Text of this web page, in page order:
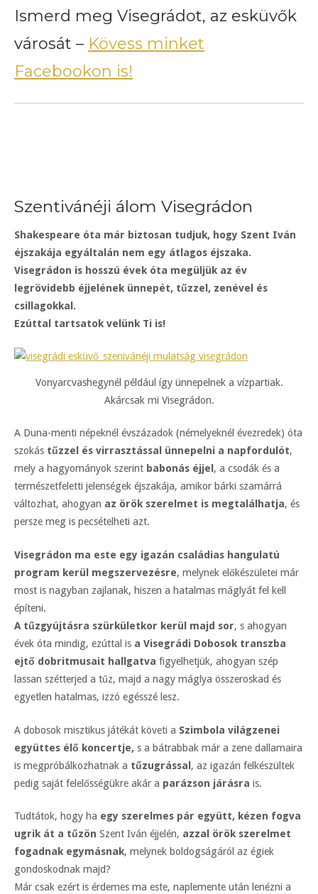
Ismerd meg Visegrádot, az esküvők
városát – Kövess minket
Facebookon is!
Szentivánéji álom Visegrádon
Shakespeare óta már biztosan tudjuk, hogy Szent Iván
éjszakája egyáltalán nem egy átlagos éjszaka.
Visegrádon is hosszú évek óta megüljük az év
legrövidebb éjjelének ünnepét, tűzzel, zenével és
csillagokkal.
Ezúttal tartsatok velünk Ti is!
Vonyarcvashegynél például így ünnepelnek a vízpartiak.
Akárcsak mi Visegrádon.
A Duna-menti népeknél évszázadok (némelyeknél évezredek) óta
szokás tűzzel és virrasztással ünnepelni a napfordulót,
mely a hagyományok szerint babonás éjjel , a csodák és a
természetfeletti jelenségek éjszakája, amikor bárki szamárrá
változhat, ahogyan az örök szerelmet is megtalálhatja, és
persze meg is pecsételheti azt.
Visegrádon ma este egy igazán családias hangulatú
program kerül megszervezésre, melynek előkészületei már
most is nagyban zajlanak, hiszen a hatalmas máglyát fel kell
építeni.
A tűzgyújtásra szürkületkor kerül majd sor, s ahogyan
évek óta mindig, ezúttal is a Visegrádi Dobosok transzba
ejtő dobritmusait hallgatva figyelhetjük, ahogyan szép
lassan szétterjed a tűz, majd a nagy máglya összeroskad és
egyetlen hatalmas, izzó egésszé lesz.
A dobosok misztikus játékát követi a Szimbola világzenei
együttes élő koncertje, s a bátrabbak már a zene dallamaira
is megpróbálkozhatnak a tűzugrással, az igazán felkészültek
pedig saját felelősségükre akár a parázson járásra is.
Tudtátok, hogy ha egy szerelmes pár együtt, kézen fogva
ugrik át a tűzön Szent Iván éjjelén, azzal örök szerelmet
fogadnak egymásnak, melynek boldogságáról az égiek
gondoskodnak majd?
Már csak ezért is érdemes ma este, naplemente után lenézni a